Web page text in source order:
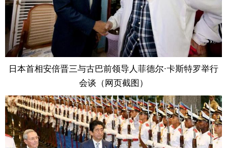
日本首相安倍晋三与古巴前领导人菲德尔·卡斯特罗举行
会谈（网页截图）